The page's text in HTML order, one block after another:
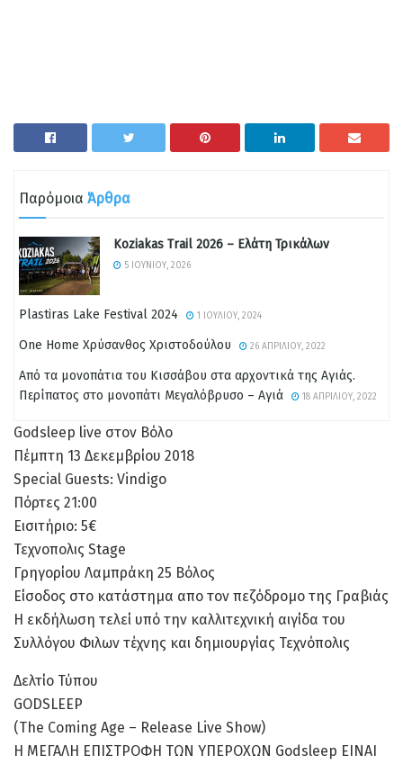
Παρόμοια Άρθρα
Koziakas Trail 2026 – Ελάτη Τρικάλων
5 ΙΟΥΝΊΟΥ, 2026
Plastiras Lake Festival 2024 1 ΙΟΥΛΊΟΥ, 2024
One Home Χρύσανθος Χριστοδούλου 26 ΑΠΡΙΛΊΟΥ, 2022
Από τα μονοπάτια του Κισσάβου στα αρχοντικά της Αγιάς.
Περίπατος στο μονοπάτι Μεγαλόβρυσο – Αγιά
18 ΑΠΡΙΛΊΟΥ, 2022
Godsleep live στον Βόλο
Πέμπτη 13 Δεκεμβρίου 2018
Special Guests: Vindigo
Πόρτες 21:00
Εισιτήριο: 5€
Τεχνοπολις Stage
Γρηγορίου Λαμπράκη 25 Βόλος
Eίσοδος στο κατάστημα απο τον πεζόδρομο της Γραβιάς
Η εκδήλωση τελεί υπό την καλλιτεχνική αιγίδα του
Συλλόγου Φιλων τέχνης και δημιουργίας Τεχνόπολις
Δελτίο Τύπου
GODSLEEP
(The Coming Age – Release Live Show)
Η ΜΕΓΑΛΗ ΕΠΙΣΤΡΟΦΗ ΤΩΝ ΥΠΕΡΟΧΩΝ Godsleep ΕΙΝΑΙ